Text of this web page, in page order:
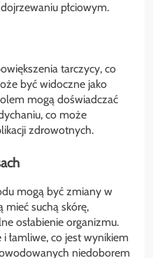
płciowym.
tarczycy, co
być widoczne jako
mogą doświadczać
co może
zdrowotnych.
mogą być zmiany w
mieć suchą skórę,
osłabienie organizmu.
łamliwe, co jest wynikiem
niedoborem